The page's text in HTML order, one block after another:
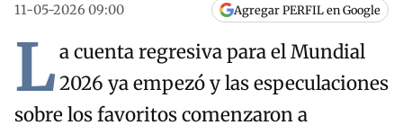
11-05-2026 09:00 Agregar PERFIL en Google
La cuenta regresiva para el Mundial
2026 ya empezó y las especulaciones
sobre los favoritos comenzaron a